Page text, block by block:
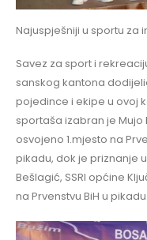
Najuspješniji u sportu za
Savez za sport i
sanskog kantona
pojedince i ekipe u ovoj
sportaša izabran je Mujo
osvojeno 1.mjesto na
pikadu, dok je priznanje
Bešlagić, SSRI općine
na Prvenstvu BiH u pikadu.